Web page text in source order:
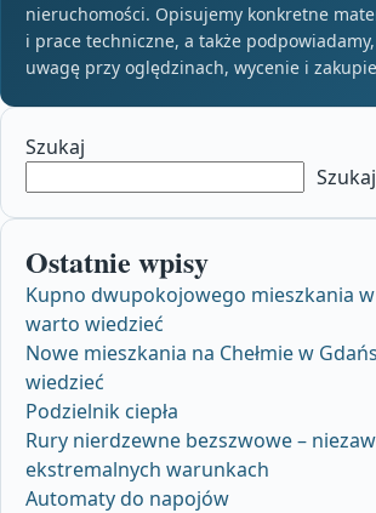
nieruchomości. Opisujemy konkretne
i prace techniczne, a także
uwagę przy oględzinach, wycenie i
Szukaj
Szukaj
Ostatnie wpisy
Kupno dwupokojowego mieszkania
warto wiedzieć
Nowe mieszkania na Chełmie w
wiedzieć
Podzielnik ciepła
Rury nierdzewne bezszwowe –
ekstremalnych warunkach
Automaty do napojów